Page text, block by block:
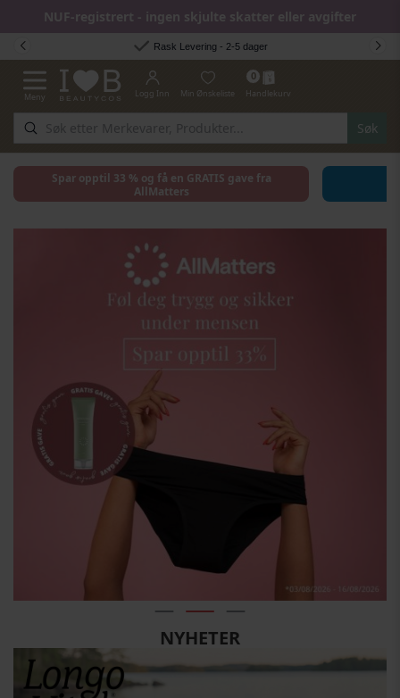
NUF-registrert - ingen skjulte skatter eller avgifter
Hopp til innhold
Rask Levering - 2-5 dager
Toggle Nav
Meny
Søk
Logg Inn Min Ønskeliste
0
Handlekurv
Spar opptil 33 % og få en GRATIS gave fra
AllMatters
NYHETER